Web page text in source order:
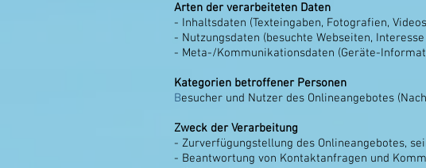
Arten der verarbeiteten Daten
- Inhaltsdaten (Texteingaben, Fotografien,
- Nutzungsdaten (besuchte Webseiten,
- Meta-/Kommunikationsdaten (Geräte-
Kategorien betroffener Personen
Besucher und Nutzer des Onlineangebotes
Zweck der Verarbeitung
- Zurverfügungstellung des Onlineangebotes,
- Beantwortung von Kontaktanfragen und